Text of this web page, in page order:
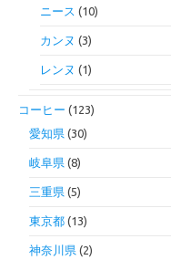
ニース (10)
カンヌ (3)
レンヌ (1)
コーヒー (123)
愛知県 (30)
岐阜県 (8)
三重県 (5)
東京都 (13)
神奈川県 (2)